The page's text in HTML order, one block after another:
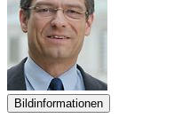
Bildinformationen